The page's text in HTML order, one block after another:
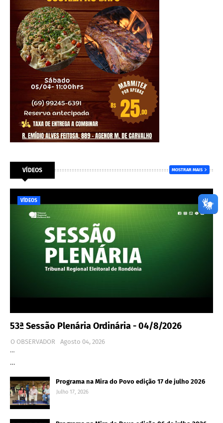
VÍDEOS MOSTRAR MAIS
VÍDEOS
53ª Sessão Plenária Ordinária - 04/8/2026
O OBSERVADOR
Agosto 04, 2026
…
…
Programa na Mira do Povo edição 17 de julho 2026
Julho 17, 2026